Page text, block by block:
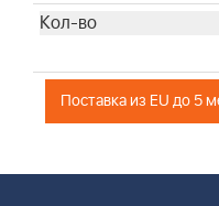
Поставка из EU до 5